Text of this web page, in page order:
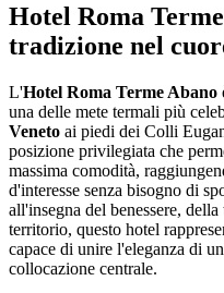
Hotel Roma
tradizione nel
L'Hotel Roma Terme Abano
una delle mete termali più
Veneto ai piedi dei Colli
posizione privilegiata che
massima comodità,
d'interesse senza bisogno di
all'insegna del benessere,
territorio, questo hotel
capace di unire l'eleganza di
collocazione centrale.